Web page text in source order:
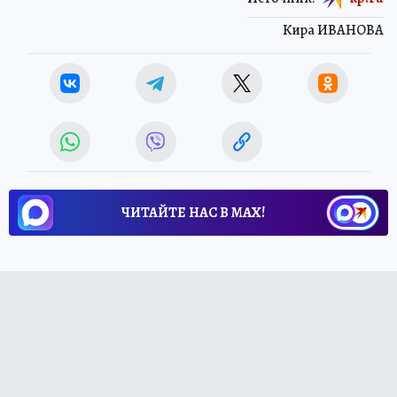
Кира ИВАНОВА
ЧИТАЙТЕ НАС В МАХ!